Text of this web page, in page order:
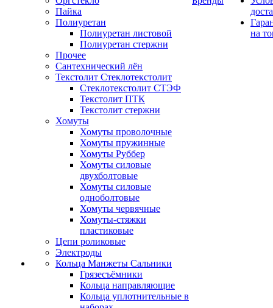
Пайка
Полиуретан
Полиуретан листовой
Полиуретан стержни
Прочее
Сантехнический лён
Текстолит Стеклотекстолит
Стеклотекстолит СТЭФ
Текстолит ПТК
Текстолит стержни
Хомуты
Хомуты проволочные
Хомуты пружинные
Хомуты Руббер
Хомуты силовые
двухболтовые
Хомуты силовые
одноболтовые
Хомуты червячные
Хомуты-стяжки
пластиковые
Цепи роликовые
Электроды
Кольца Манжеты Сальники
Грязесъёмники
Кольца направляющие
Кольца уплотнительные в
на